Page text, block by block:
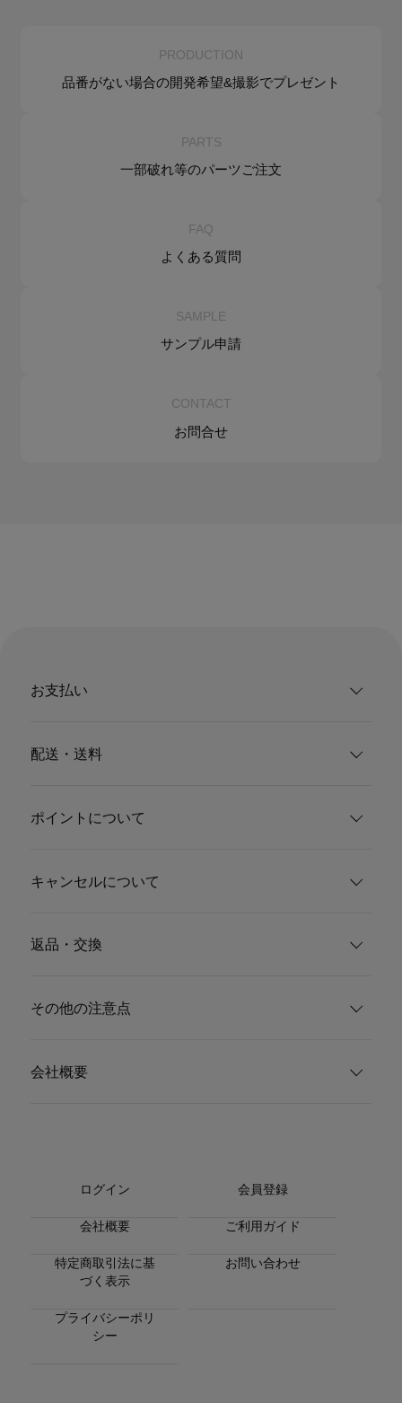
PRODUCTION
品番がない場合の開発希望&撮影でプレゼント
PARTS
一部破れ等のパーツご注文
FAQ
よくある質問
SAMPLE
サンプル申請
CONTACT
お問合せ
お支払い
配送・送料
ポイントについて
キャンセルについて
返品・交換
その他の注意点
会社概要
ログイン 会員登録
会社概要 ご利用ガイド
特定商取引法に基
づく表示
お問い合わせ
プライバシーポリ
シー